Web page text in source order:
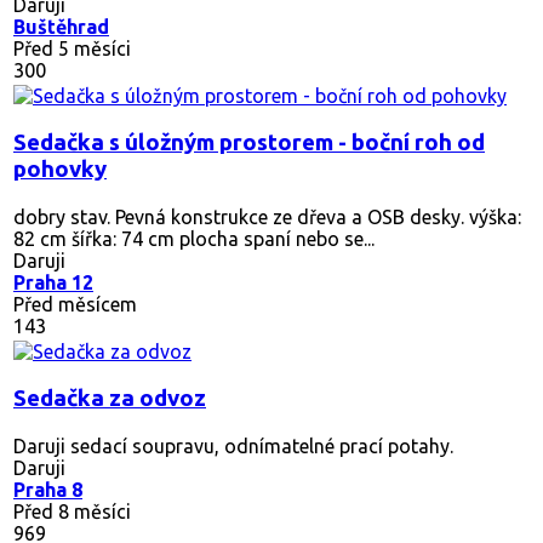
Daruji
Buštěhrad
Před 5 měsíci
300
Sedačka s úložným prostorem - boční roh od
pohovky
dobry stav. Pevná konstrukce ze dřeva a OSB desky. výška:
82 cm šířka: 74 cm plocha spaní nebo se...
Daruji
Praha 12
Před měsícem
143
Sedačka za odvoz
Daruji sedací soupravu, odnímatelné prací potahy.
Daruji
Praha 8
Před 8 měsíci
969